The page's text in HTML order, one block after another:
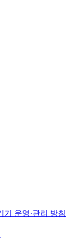
기 운영·관리 방침